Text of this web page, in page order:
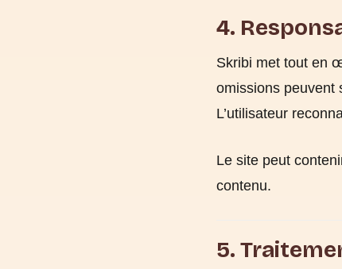
4.
Skribi met tout en
omissions peuvent
L’utilisateur
Le site peut
contenu.
5.